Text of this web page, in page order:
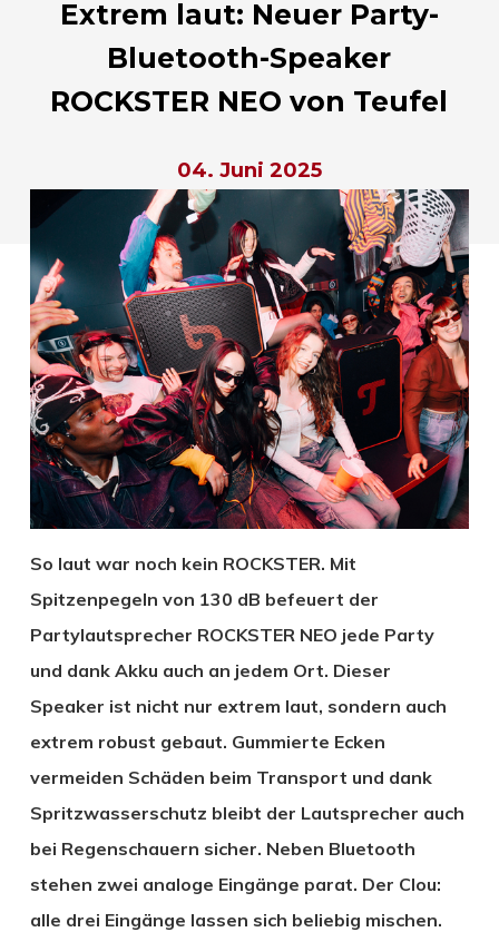
Extrem laut: Neuer Party-
Bluetooth-Speaker
ROCKSTER NEO von Teufel
04. Juni 2025
So laut war noch kein ROCKSTER. Mit
Spitzenpegeln von 130 dB befeuert der
Partylautsprecher ROCKSTER NEO jede Party
und dank Akku auch an jedem Ort. Dieser
Speaker ist nicht nur extrem laut, sondern auch
extrem robust gebaut. Gummierte Ecken
vermeiden Schäden beim Transport und dank
Spritzwasserschutz bleibt der Lautsprecher auch
bei Regenschauern sicher. Neben Bluetooth
stehen zwei analoge Eingänge parat. Der Clou:
alle drei Eingänge lassen sich beliebig mischen.